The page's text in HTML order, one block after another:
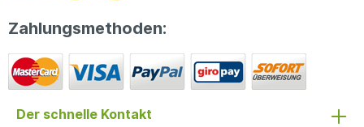
Zahlungsmethoden:
Der schnelle Kontakt